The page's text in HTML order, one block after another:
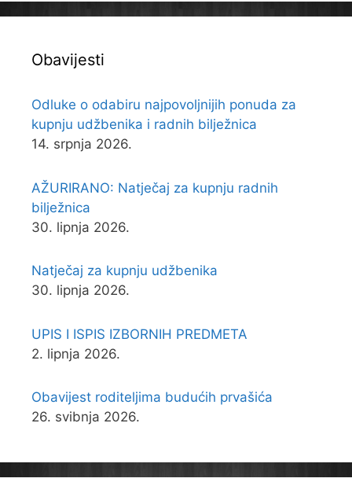
Obavijesti
Odluke o odabiru najpovoljnijih ponuda za
kupnju udžbenika i radnih bilježnica
14. srpnja 2026.
AŽURIRANO: Natječaj za kupnju radnih
bilježnica
30. lipnja 2026.
Natječaj za kupnju udžbenika
30. lipnja 2026.
UPIS I ISPIS IZBORNIH PREDMETA
2. lipnja 2026.
Obavijest roditeljima budućih prvašića
26. svibnja 2026.